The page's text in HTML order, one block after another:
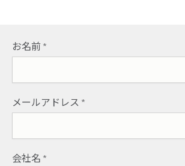
お名前 *
メールアドレス *
会社名 *